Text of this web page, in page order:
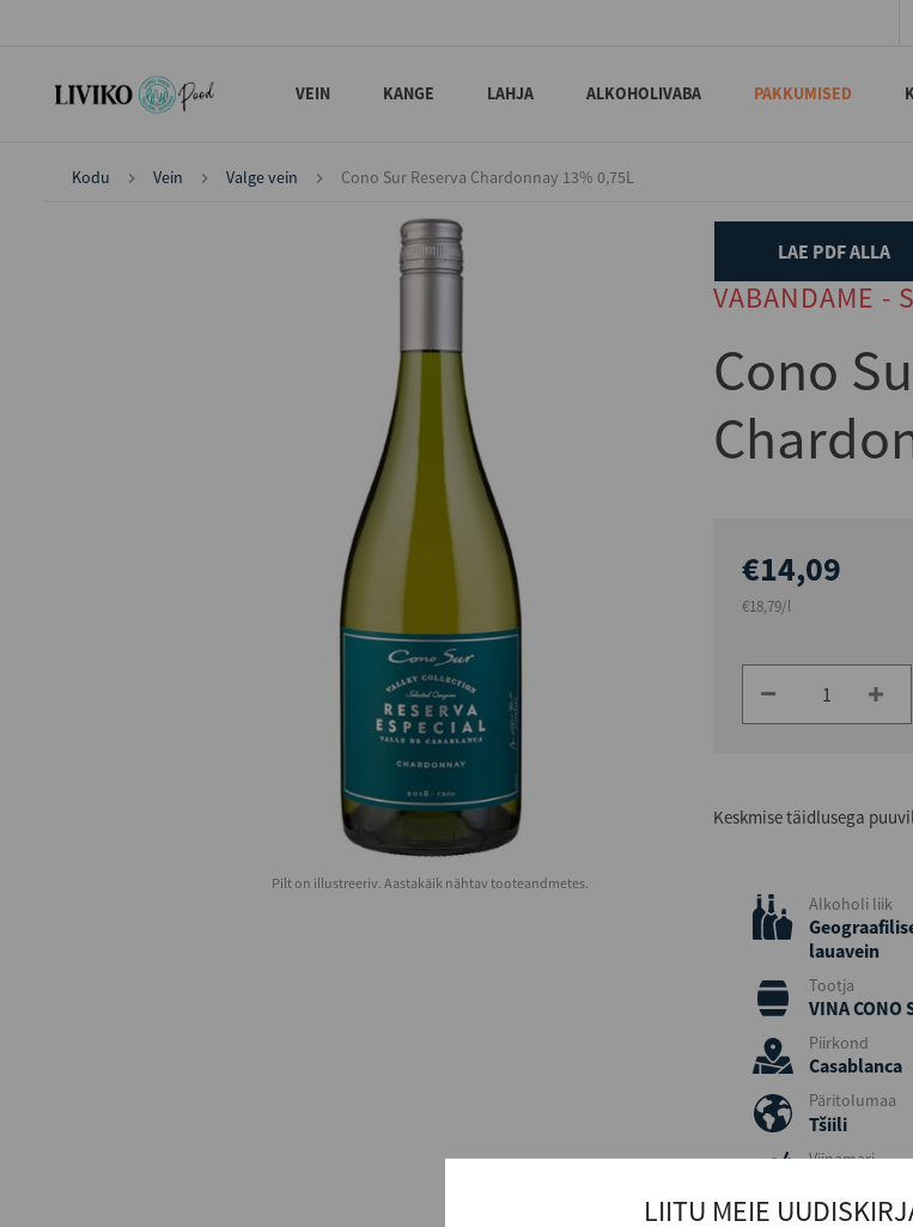
VEIN KANGE LAHJA ALKOHOLIVABA PAKKUMISED
Kodu Vein Valge vein Cono Sur Reserva Chardonnay 13% 0,75L
Pilt on illustreeriv. Aastakäik nähtav tooteandmetes.
LAE PDF ALLA
VABANDAME -
Cono
€14,09
€18,79/l
Keskmise täidlusega
Alkoholi liik
lauavein
Tootja
VINA CONO
Piirkond
Casablanca
Päritolumaa
Tšiili
Viinamari
Aastakäik
LIITU MEIE